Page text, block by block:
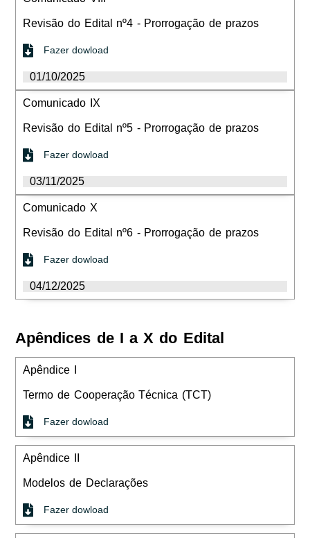
Revisão do Edital nº4 - Prorrogação de prazos
Fazer dowload
01/10/2025
Comunicado IX
Revisão do Edital nº5 - Prorrogação de prazos
Fazer dowload
03/11/2025
Comunicado X
Revisão do Edital nº6 - Prorrogação de prazos
Fazer dowload
04/12/2025
Apêndices de I a X do Edital
Apêndice I
Termo de Cooperação Técnica (TCT)
Fazer dowload
Apêndice II
Modelos de Declarações
Fazer dowload